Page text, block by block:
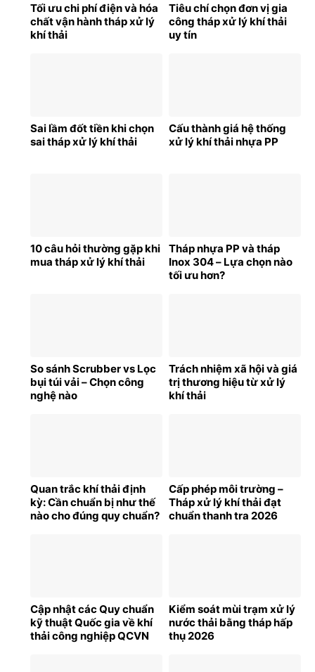
Tối ưu chi phí điện và hóa
chất vận hành tháp xử lý
khí thải
Tiêu chí chọn đơn vị gia
công tháp xử lý khí thải
uy tín
Sai lầm đốt tiền khi chọn
sai tháp xử lý khí thải
Cấu thành giá hệ thống
xử lý khí thải nhựa PP
10 câu hỏi thường gặp khi
mua tháp xử lý khí thải
Tháp nhựa PP và tháp
Inox 304 – Lựa chọn nào
tối ưu hơn?
So sánh Scrubber vs Lọc
bụi túi vải – Chọn công
nghệ nào
Trách nhiệm xã hội và giá
trị thương hiệu từ xử lý
khí thải
Quan trắc khí thải định
kỳ: Cần chuẩn bị như thế
nào cho đúng quy chuẩn?
Cấp phép môi trường –
Tháp xử lý khí thải đạt
chuẩn thanh tra 2026
Cập nhật các Quy chuẩn
kỹ thuật Quốc gia về khí
thải công nghiệp QCVN
Kiểm soát mùi trạm xử lý
nước thải bằng tháp hấp
thụ 2026